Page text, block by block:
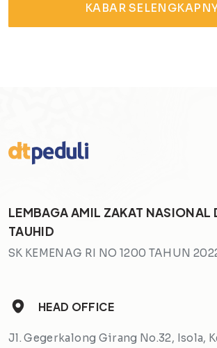
KABAR
LEMBAGA AMIL ZAKAT NASIONAL
TAUHID
SK KEMENAG RI NO 1200 TAHUN
HEAD OFFICE
Jl. Gegerkalong Girang No.32, Isola,